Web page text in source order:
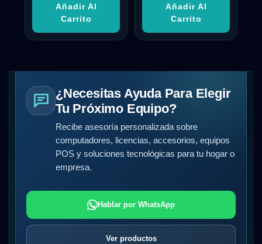
Añadir Al
Carrito
Añadir Al
Carrito
¿Necesitas Ayuda Para Elegir
Tu Próximo Equipo?
Recibe asesoría personalizada sobre
computadores, licencias, accesorios, equipos
POS y soluciones tecnológicas para tu hogar o
empresa.
Hablar por WhatsApp
Ver productos